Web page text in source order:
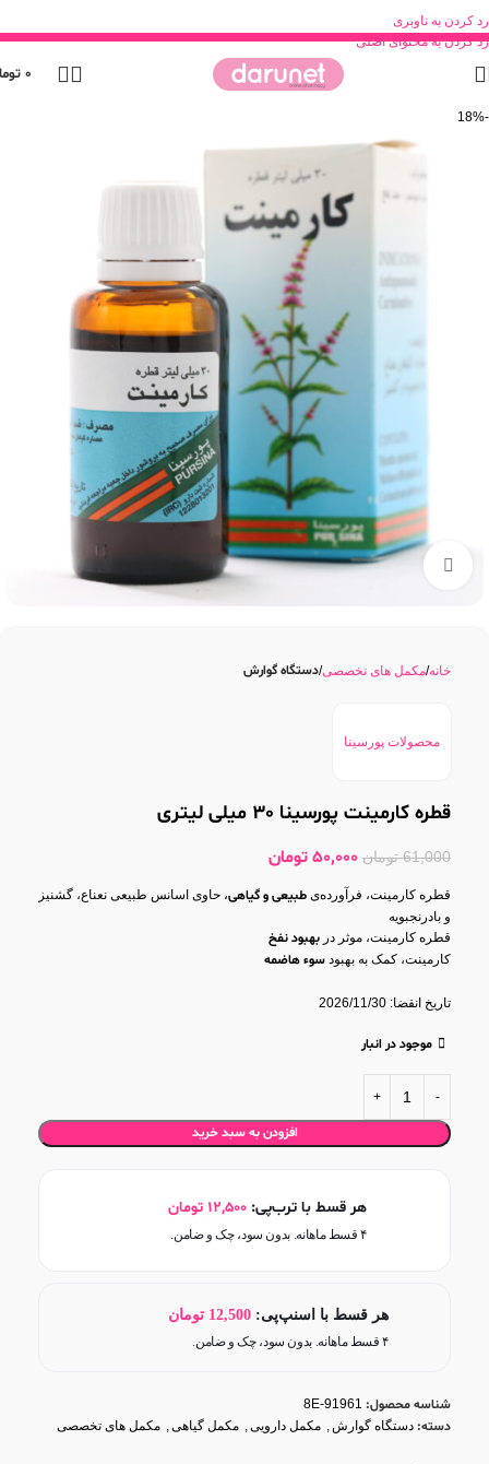
رد کردن به ناوبری
رد کردن به محتوای اصلی
0
-18%
بزرگنمایی تصویر
خانه مکمل های تخصصی دستگاه گوارش
محصولات پورسینا
قطره کارمینت پورسینا 30 میلی لیتری
61,000 تومان 50,000تومان
قطره کارمینت، فرآورده‌ی طبیعی و گیاهی، حاوی اسانس طبیعی نعناع، گشنیز
و بادرنجبویه
قطره کارمینت، موثر در بهبود نفخ
کارمینت، کمک به بهبود سوء هاضمه
قطره خوراکی کارمینت، کمک به بهبود
تاریخ انقضا: 2026/11/30
موجود در انبار
افزودن به سبد خرید
هر قسط با ترب‌پی: 12,500 تومان
۴ قسط ماهانه. بدون سود، چک و ضامن.
هر قسط با اسنپ‌پی: 12,500 تومان
۴ قسط ماهانه. بدون سود، چک و ضامن.
شناسه محصول: 8E-91961
دسته: دستگاه گوارش, مکمل دارویی, مکمل گیاهی, مکمل های تخصصی